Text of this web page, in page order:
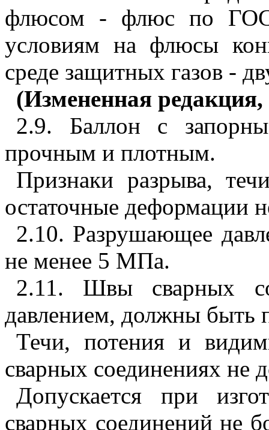
флюсом - флюс по
условиям на флюсы
среде защитных газов -
(Измененная
2.9. Баллон с
прочным и плотным.
Признаки разрыва,
остаточные деформации
2.10. Разрушающее
не менее 5 МПа.
2.11. Швы сварных
давлением, должны
Течи, потения и
сварных соединениях не
Допускается при
сварных соединений не